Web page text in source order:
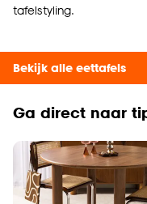
tafelstyling.
Bekijk alle eettafels
Ga direct naar